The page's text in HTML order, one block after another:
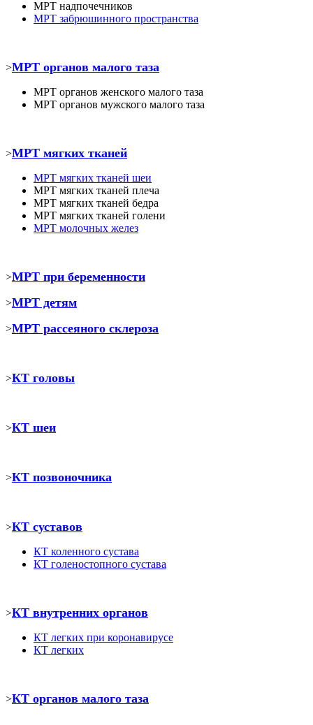
МРТ надпочечников
МРТ забрюшинного пространства
>МРТ органов малого таза
МРТ органов женского малого таза
МРТ органов мужского малого таза
>МРТ мягких тканей
МРТ мягких тканей шеи
МРТ мягких тканей плеча
МРТ мягких тканей бедра
МРТ мягких тканей голени
МРТ молочных желез
>МРТ при беременности
>МРТ детям
>МРТ рассеяного склероза
>КТ головы
>КТ шеи
>КТ позвоночника
>КТ суставов
КТ коленного сустава
КТ голеностопного сустава
>КТ внутренних органов
КТ легких при коронавирусе
КТ легких
>КТ органов малого таза